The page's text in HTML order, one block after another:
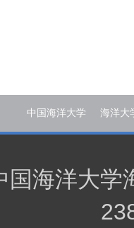
中国海洋大学 海洋大
国海洋大学